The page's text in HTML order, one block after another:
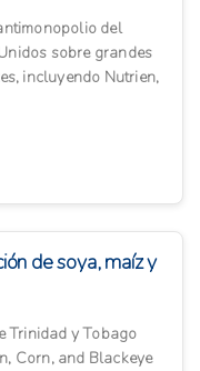
del
sobre grandes
incluyendo Nutrien,
de soya, maíz y
Trinidad y Tobago
Corn, and Blackeye